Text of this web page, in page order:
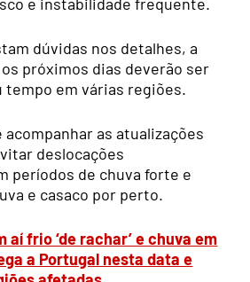
dúvidas nos detalhes, a
próximos dias deverão ser
tempo em várias regiões.
acompanhar as atualizações
deslocações
períodos de chuva forte e
e casaco por perto.
aí frio ‘de rachar’ e chuva em
a Portugal nesta data e